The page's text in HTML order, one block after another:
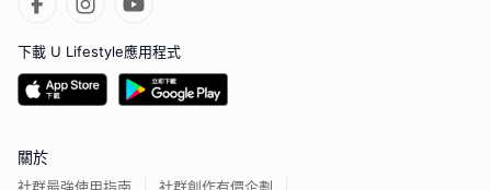
下載 U Lifestyle應用程式
關於
社群最強使用指南
社群創作有價企劃